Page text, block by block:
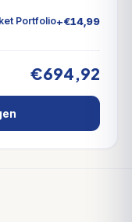
Portfolio+€14,99
€694,92